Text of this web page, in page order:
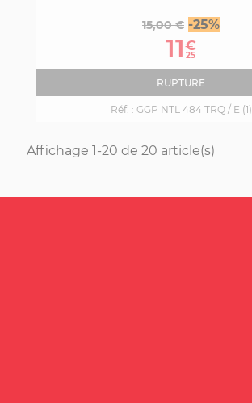
Prix
base
15,00 € -25%Prix
11€
25
RUPTURE
Réf. : GGP NTL 484 TRQ / E (1)
Affichage 1-20 de 20 article(s)